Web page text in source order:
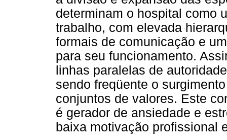
determinam o hospital como
trabalho, com elevada
formais de comunicação e
para seu funcionamento.
linhas paralelas de
sendo freqüente o
conjuntos de valores. Este
é gerador de ansiedade e
baixa motivação profissional